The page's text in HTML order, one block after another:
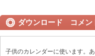
ダウンロード コメン
子供のカレンダーに使います。